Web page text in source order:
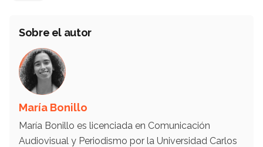
Sobre el autor
María Bonillo
María Bonillo es licenciada en Comunicación
Audiovisual y Periodismo por la Universidad Carlos